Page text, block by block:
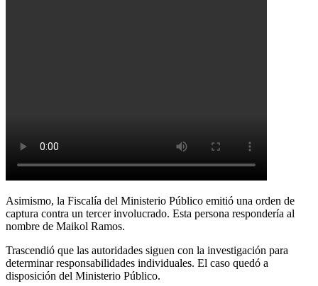
Asimismo, la Fiscalía del Ministerio Público emitió una orden de
captura contra un tercer involucrado. Esta persona respondería al
nombre de Maikol Ramos.
Trascendió que las autoridades siguen con la investigación para
determinar responsabilidades individuales. El caso quedó a
disposición del Ministerio Público.